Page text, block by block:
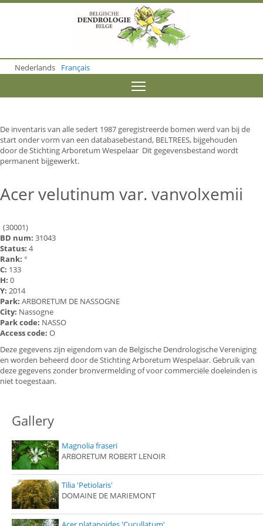
o
m
o
n
t
e
n
Nederlands Français
De inventaris van alle sedert 1987 geregistreerde bomen werd van bij de
start onder vorm van een databasebestand, BELTREES, bijgehouden
door de Stichting Arboretum Wespelaar Dit gegevensbestand wordt
permanent bijgewerkt.
Acer velutinum var. vanvolxemii
(30001)
BD num: 31043
Status: 4
Rank: °
C: 133
H: 0
Y: 2014
Park: ARBORETUM DE NASSOGNE
City: Nassogne
Park code: NASSO
Access code: O
Deze gegevens zijn eigendom van de Belgische Dendrologische Vereniging
en worden beheerd door de Stichting Arboretum Wespelaar. Gebruik van
deze gegevens zonder bronvermelding of voor commerciële doeleinden is
niet toegestaan.
Gallery
Magnolia fraseri
ARBORETUM ROBERT LENOIR
Tilia 'Petiolaris'
DOMAINE DE MARIEMONT